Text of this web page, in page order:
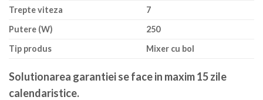
Trepte viteza
7
Putere (W)
250
Tip produs
Mixer cu bol
Solutionarea garantiei se face in maxim 15 zile
calendaristice.